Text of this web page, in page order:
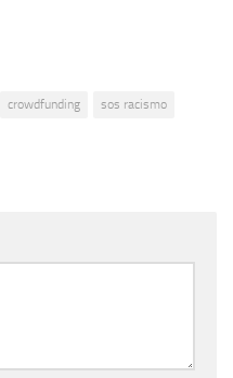
crowdfunding sos racismo